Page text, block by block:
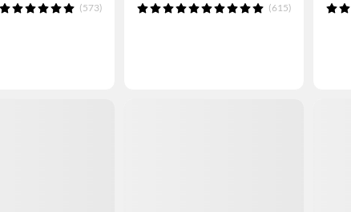
(573) (615)